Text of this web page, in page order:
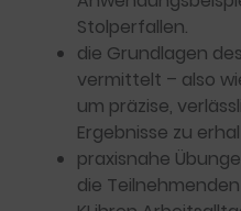
Stolperfallen.
die Grundlagen
vermittelt – also
um präzise,
Ergebnisse zu
praxisnahe
die